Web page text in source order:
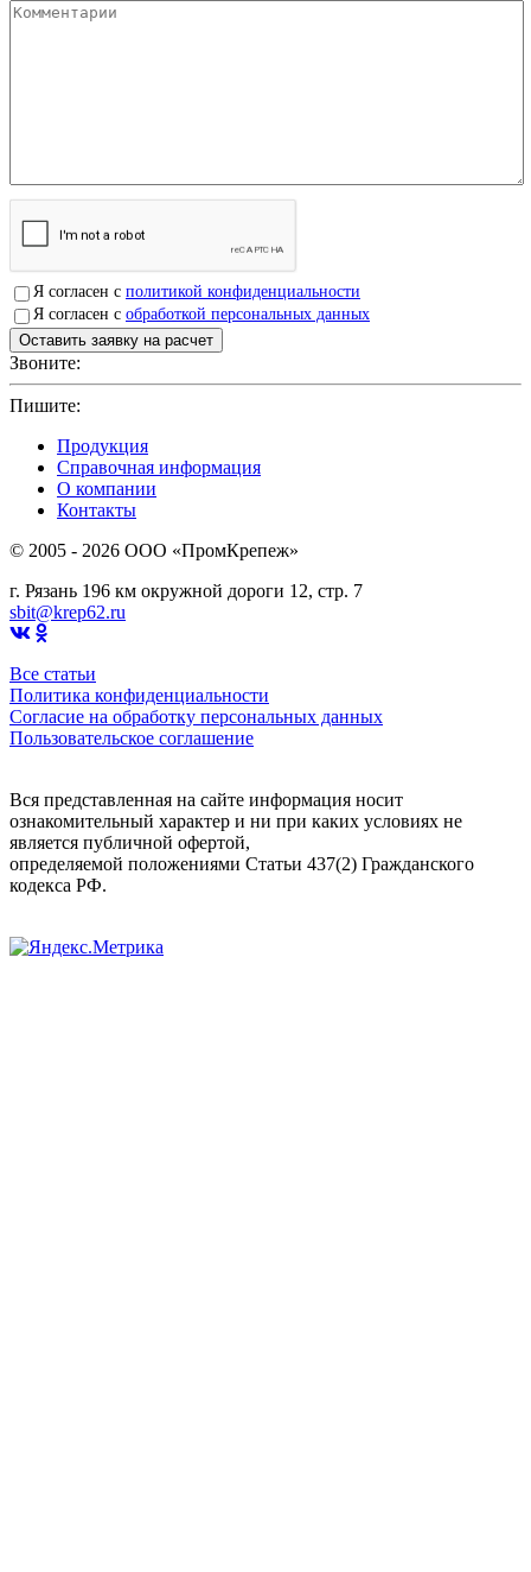
Я согласен с политикой конфиденциальности
Я согласен с обработкой персональных данных
Звоните:
Пишите:
Продукция
Справочная информация
О компании
Контакты
© 2005 - 2026 OOO «ПромКрепеж»
г. Рязань 196 км окружной дороги 12, стр. 7
sbit@krep62.ru
Все статьи
Политика конфиденциальности
Согласие на обработку персональных данных
Пользовательское соглашение
Вся представленная на сайте информация носит
ознакомительный характер и ни при каких условиях не
является публичной офертой,
определяемой положениями Статьи 437(2) Гражданского
кодекса РФ.